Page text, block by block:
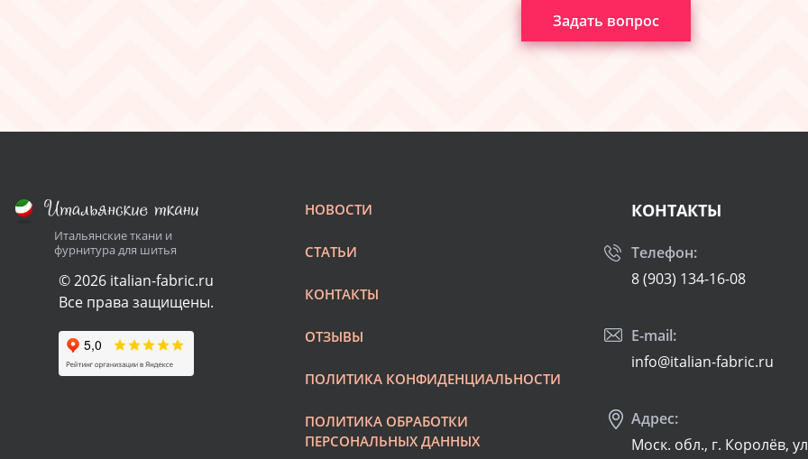
Задать вопрос
Итальянские ткани и
фурнитура для шитья
© 2026 italian-fabric.ru
Все права защищены.
НОВОСТИ
СТАТЬИ
КОНТАКТЫ
ОТЗЫВЫ
ПОЛИТИКА КОНФИДЕНЦИАЛЬНОСТИ
ПОЛИТИКА ОБРАБОТКИ
ПЕРСОНАЛЬНЫХ ДАННЫХ
КОНТАКТЫ
Телефон:
8 (903) 134-16-08
E-mail:
info@italian-fabric.ru
Адрес:
Моск. обл., г. Королёв,